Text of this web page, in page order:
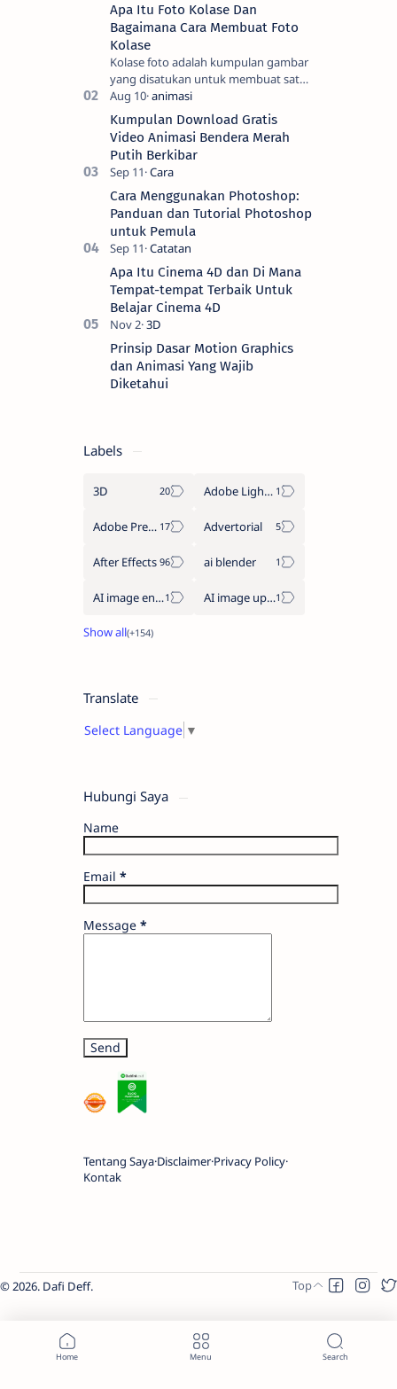
Apa Itu Foto Kolase Dan
Bagaimana Cara Membuat Foto
Kolase
Kolase foto adalah kumpulan gambar
yang disatukan untuk membuat satu
gambar. Seni tradisional melibatkan
pemotongan gambar menjadi bentuk
yang men…
Kumpulan Download Gratis
Video Animasi Bendera Merah
Putih Berkibar
Cara Menggunakan Photoshop:
Panduan dan Tutorial Photoshop
untuk Pemula
Apa Itu Cinema 4D dan Di Mana
Tempat-tempat Terbaik Untuk
Belajar Cinema 4D
Prinsip Dasar Motion Graphics
dan Animasi Yang Wajib
Diketahui
Labels
3D Adobe Lightroom
Adobe Premiere Pro Advertorial
After Effects ai blender
AI image enhancement AI image upscaler
Translate
Select Language ▼
Hubungi Saya
Name
Email *
Message *
Tentang Saya Disclaimer Privacy Policy
Kontak
2026. Dafi Deff.